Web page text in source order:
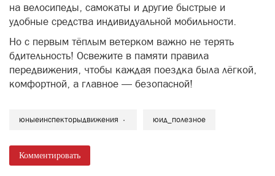
на велосипеды, самокаты и другие быстрые и
удобные средства индивидуальной мобильности.
Но с первым тёплым ветерком важно не терять
бдительность! Освежите в памяти правила
передвижения, чтобы каждая поездка была лёгкой,
комфортной, а главное — безопасной!
юныеинспекторыдвижения юид_полезное
Комментировать